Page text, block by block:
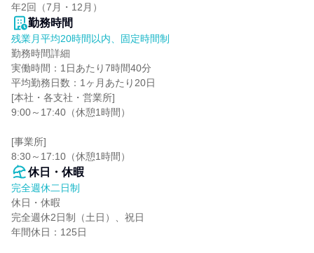
年2回（7月・12月）
勤務時間
残業月平均20時間以内、固定時間制
勤務時間詳細
実働時間：1日あたり7時間40分
平均勤務日数：1ヶ月あたり20日
[本社・各支社・営業所]
9:00～17:40（休憩1時間）
[事業所]
8:30～17:10（休憩1時間）
休日・休暇
完全週休二日制
休日・休暇
完全週休2日制（土日）、祝日
年間休日：125日